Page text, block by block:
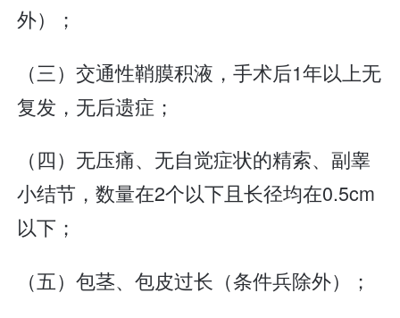
外）；
（三）交通性鞘膜积液，手术后1年以上无
复发，无后遗症；
（四）无压痛、无自觉症状的精索、副睾
小结节，数量在2个以下且长径均在0.5cm
以下；
（五）包茎、包皮过长（条件兵除外）；